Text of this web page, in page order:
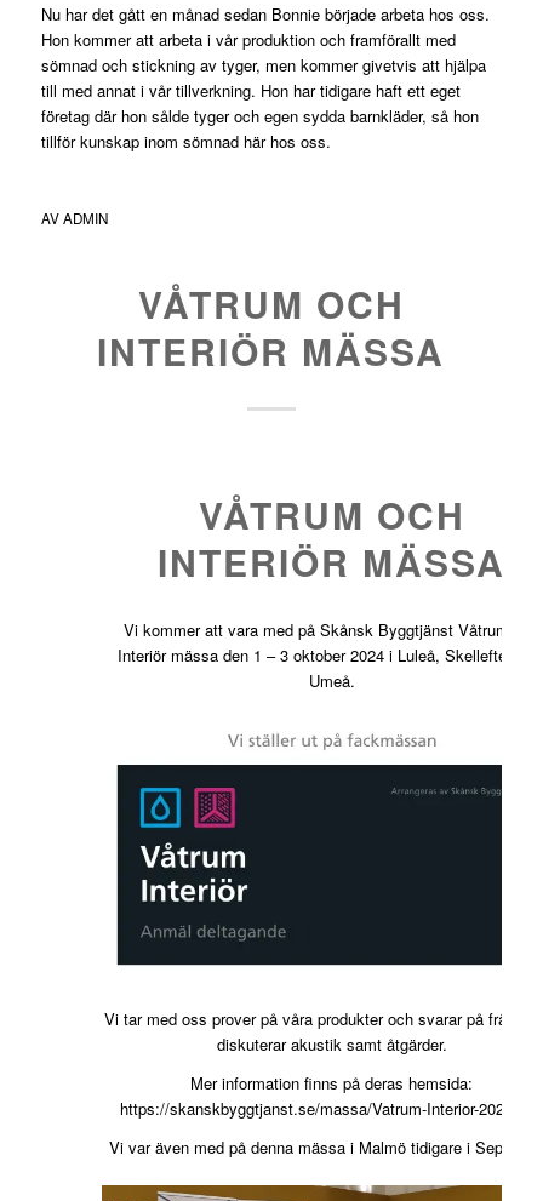
Nu har det gått en månad sedan Bonnie började arbeta hos oss.
Hon kommer att arbeta i vår produktion och framförallt med
sömnad och stickning av tyger, men kommer givetvis att hjälpa
till med annat i vår tillverkning. Hon har tidigare haft ett eget
företag där hon sålde tyger och egen sydda barnkläder, så hon
tillför kunskap inom sömnad här hos oss.
AVADMIN
VÅTRUM OCH
INTERIÖR MÄSSA
VÅTRUM OCH
INTERIÖR MÄSSA
Vi kommer att vara med på Skånsk Byggtjänst Våtrum och
Interiör mässa den 1 – 3 oktober 2024 i Luleå, Skellefteå
Umeå.
Vi tar med oss prover på våra produkter och svarar på frågor
diskuterar akustik samt åtgärder.
Mer information finns på deras hemsida:
https://skanskbyggtjanst.se/massa/Vatrum-Interior-2024-v40
Vi var även med på denna mässa i Malmö tidigare i